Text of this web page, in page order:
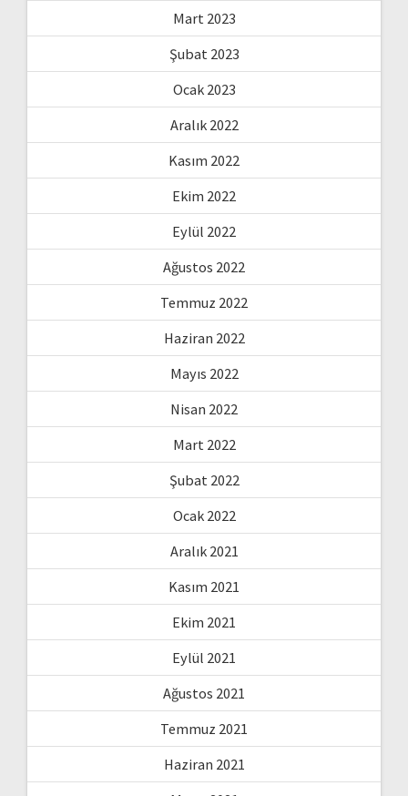
Mart 2023
Şubat 2023
Ocak 2023
Aralık 2022
Kasım 2022
Ekim 2022
Eylül 2022
Ağustos 2022
Temmuz 2022
Haziran 2022
Mayıs 2022
Nisan 2022
Mart 2022
Şubat 2022
Ocak 2022
Aralık 2021
Kasım 2021
Ekim 2021
Eylül 2021
Ağustos 2021
Temmuz 2021
Haziran 2021